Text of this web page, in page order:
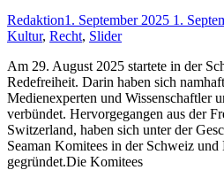
Redaktion1. September 2025 1.
Kultur, Recht, Slider
Am 29. August 2025 startete in der
Redefreiheit. Darin haben sich
Medienexperten und Wissenschaftler
verbündet. Hervorgegangen aus der
Switzerland, haben sich unter der
Seaman Komitees in der Schweiz
gegründet.Die Komitees